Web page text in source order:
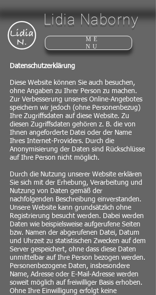
Lidia Naborny
ME
NU
Datenschutzerklärung
Diese Website können Sie auch besuchen,
ohne Angaben zu Ihrer Person zu machen.
Zur Verbesserung unseres Online-Angebotes
speichern wir jedoch (ohne Personenbezug)
Ihre Zugriffsdaten auf diese Website. Zu
diesen Zugriffsdaten gehören z. B. die von
Ihnen angeforderte Datei oder der Name
Ihres Internet-Providers. Durch die
Anonymisierung der Daten sind Rückschlüsse
auf Ihre Person nicht möglich.
Durch die Nutzung unserer Website erklären
Sie sich mit der Erhebung, Verarbeitung und
Nutzung von Daten gemäß der
nachfolgenden Beschreibung einverstanden.
Unsere Website kann grundsätzlich ohne
Registrierung besucht werden. Dabei werden
Daten wie beispielsweise aufgerufene Seiten
bzw. Namen der abgerufenen Datei, Datum
und Uhrzeit zu statistischen Zwecken auf dem
Server gespeichert, ohne dass diese Daten
unmittelbar auf Ihre Person bezogen werden.
Personenbezogene Daten, insbesondere
Name, Adresse oder E-Mail-Adresse werden
soweit möglich auf freiwilliger Basis erhoben.
Ohne Ihre Einwilligung erfolgt keine